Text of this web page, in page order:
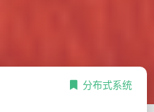
分布式系统